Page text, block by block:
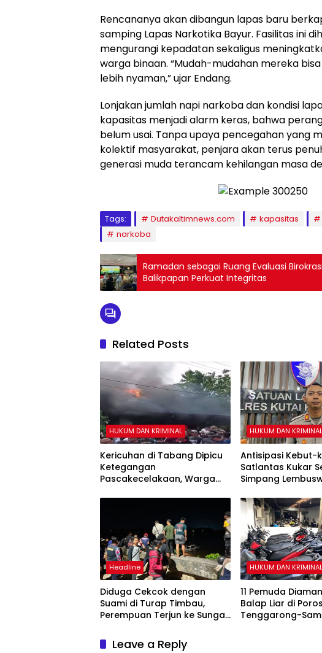
Rencananya akan dibangun lapas baru
samping Lapas Narkotika Bayur. Fasilitas ini
mengurangi kepadatan sekaligus
warga binaan. “Mudah-mudahan mereka
lebih nyaman,” ujar Endang.
Lonjakan jumlah napi narkoba dan kondisi
kapasitas menjadi alarm keras, bahwa
belum usai. Tanpa upaya pencegahan yang
kolektif masyarakat, penjara akan terus
generasi muda terancam kehilangan masa
Tags: Dutakaltimnews.com kapasitas
narkoba
Ramadan sebagai Ruang Evaluasi
Balikpapan Perkuat Integritas
Related Posts
HUKUM DAN KRIMINAL
Kericuhan di Tabang Dipicu
Ketegangan
Pascakecelakaan, Warga
HUKUM DAN KRIMINAL
Antisipasi Kebut-
Satlantas Kukar
Simpang
Headline
Diduga Cekcok dengan
Suami di Turap Timbau,
Perempuan Terjun ke Sungai
HUKUM DAN KRIMINAL
11 Pemuda
Balap Liar di Poros
Tenggarong-
Leave a Reply